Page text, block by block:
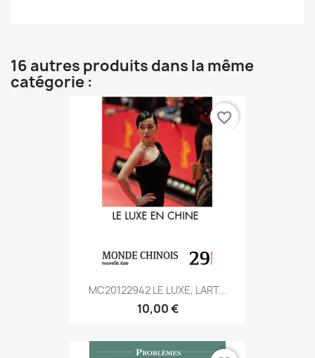
16 autres produits dans la même
catégorie :
MC20122942 LE LUXE, LART...
10,00 €
favorite_border